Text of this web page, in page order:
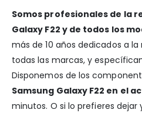
Somos profesionales de la
Galaxy F22 y de todos los
más de 10 años dedicados a
todas las marcas, y
Disponemos de los
Samsung Galaxy F22 en el
minutos. O si lo prefieres dejar